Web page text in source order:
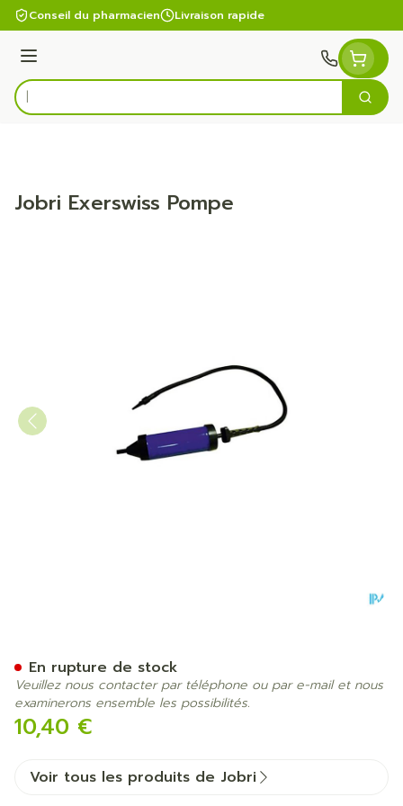
Aller au contenu
Conseil du pharmacien Livraison rapide
Menu
Rechercher
Jobri Exerswiss Pompe
10,40 €
En rupture de stock
Veuillez nous contacter par téléphone ou par e-mail et nous
examinerons ensemble les possibilités.
Voir tous les produits de Jobri